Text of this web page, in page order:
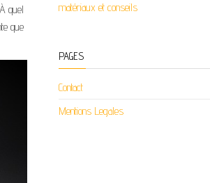
quel
que
matériaux et conseils
PAGES
Contact
Mentions Legales